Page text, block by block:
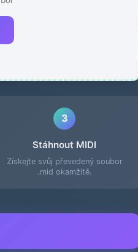
3
Stáhnout MIDI
Získejte svůj převedený soubor
.mid okamžitě.